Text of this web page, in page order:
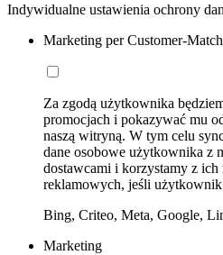
Indywidualne ustawienia ochrony
Marketing per Customer-Match
Za zgodą użytkownika
promocjach i pokazywać mu
naszą witryną. W tym celu
dane osobowe użytkownika z
dostawcami i korzystamy z ich
reklamowych, jeśli użytkownik
Bing, Criteo, Meta, Google,
Marketing